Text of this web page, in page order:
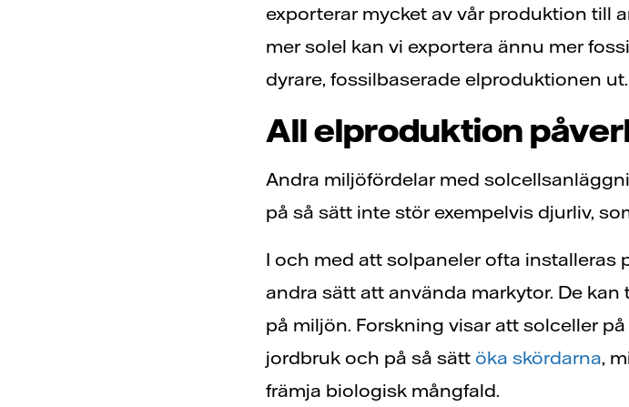
exporterar mycket av vår produktion till
mer solel kan vi exportera ännu mer
dyrare, fossilbaserade elproduktionen ut.
All elproduktion
Andra miljöfördelar med
på så sätt inte stör exempelvis djurliv,
I och med att solpaneler ofta installeras
andra sätt att använda markytor. De
på miljön. Forskning visar att solceller
jordbruk och på så sätt öka skördarna,
främja biologisk mångfald.